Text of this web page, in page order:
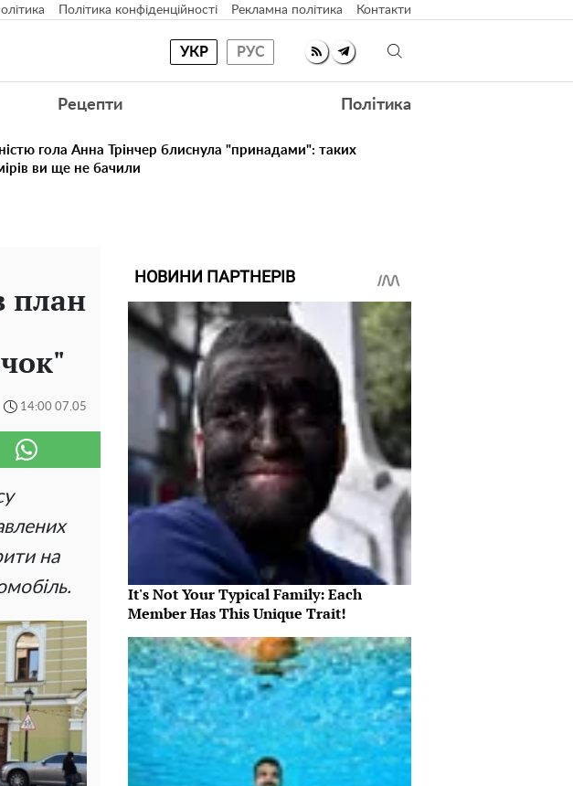
Політика конфіденційності Рекламна політика Контакти
УКР РУС
Рецепти Політика
гола Анна Трінчер блиснула "принадами": таких
ви ще не бачили
план
14:00 07.05
на
НОВИНИ ПАРТНЕРІВ
It's Not Your Typical Family: Each
Member Has This Unique Trait!